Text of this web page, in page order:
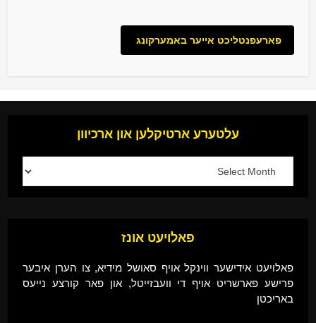
עלטערע ארטיקלען און ארכיוון
פאלויעט אונז
פאלויעט אידישער ווינקל אויף סאושל מידיא, צו הערן איבער
פרישע פארשריט אויף די וועבזייטל, און פאר קורצע נייעס
באריכטן